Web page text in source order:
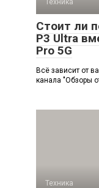
Техника
Стоит ли
P3 Ultra
Pro 5G
Всё зависит от
канала "Обзоры
Техника